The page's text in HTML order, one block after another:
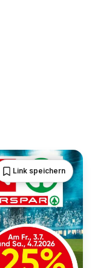
Link speichern